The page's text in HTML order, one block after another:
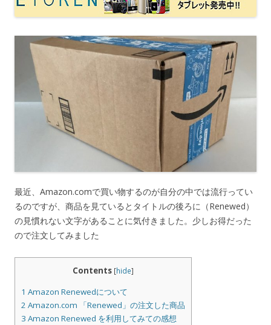
最近、Amazon.comで買い物するのが自分の中では流行ってい
るのですが、商品を見ているとタイトルの後ろに（Renewed）
の見慣れない文字があることに気付きました。少しお得だった
ので注文してみました
Contents [hide]
1 Amazon Renewedについて
2 Amazon.com 「Renewed」の注文した商品
3 Amazon Renewed を利用してみての感想